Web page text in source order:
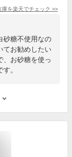
庫を楽天でチェック >>
砂糖不使用なの
てお勧めしたい
、お砂糖を使っ
。